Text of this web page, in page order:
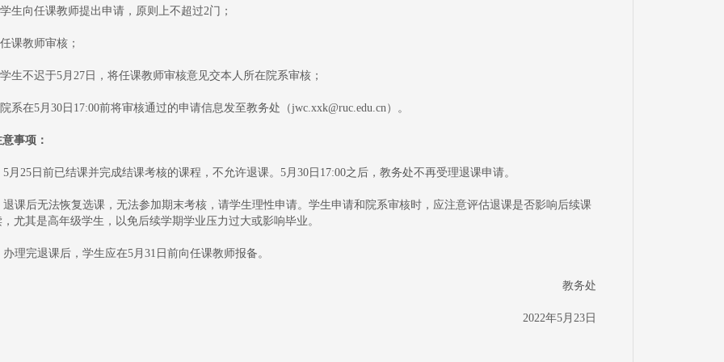
生向任课教师提出申请，原则上不超过2门；
课教师审核；
生不迟于5月27日，将任课教师审核意见交本人所在院系审核；
系在5月30日17:00前将审核通过的申请信息发至教务处（jwc.xxk@ruc.edu.cn）。
事项：
5月25日前已结课并完成结课考核的课程，不允许退课。5月30日17:00之后，教务处不再受理退课申请。
退课后无法恢复选课，无法参加期末考核，请学生理性申请。学生申请和院系审核时，应注意评估退课是否影响后续课
尤其是高年级学生，以免后续学期学业压力过大或影响毕业。
办理完退课后，学生应在5月31日前向任课教师报备。
教务处
2022年5月23日